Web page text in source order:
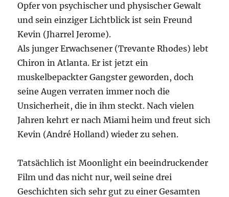
Opfer von psychischer und physischer Gewalt
und sein einziger Lichtblick ist sein Freund
Kevin (Jharrel Jerome).
Als junger Erwachsener (Trevante Rhodes) lebt
Chiron in Atlanta. Er ist jetzt ein
muskelbepackter Gangster geworden, doch
seine Augen verraten immer noch die
Unsicherheit, die in ihm steckt. Nach vielen
Jahren kehrt er nach Miami heim und freut sich
Kevin (André Holland) wieder zu sehen.
Tatsächlich ist Moonlight ein beeindruckender
Film und das nicht nur, weil seine drei
Geschichten sich sehr gut zu einer Gesamten